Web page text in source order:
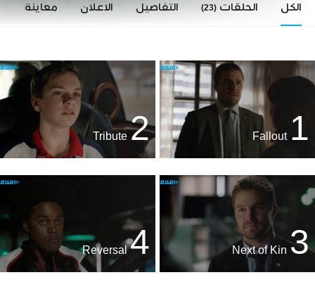
الكل الحلقات (23) التفاصيل الاعلان معاينة
1
Fallout
2
3
4
Reversal